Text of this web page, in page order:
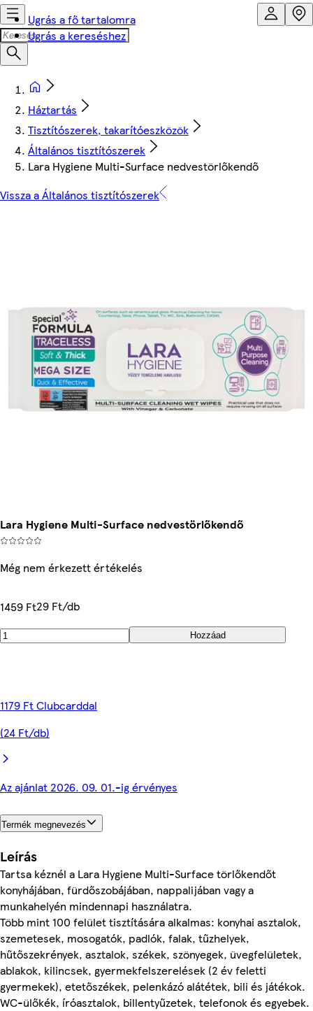
Ugrás a fő tartalomra
Ugrás a kereséshez
Háztartás
Tisztítószerek, takarítóeszközök
Általános tisztítószerek
Lara Hygiene Multi-Surface nedvestörlőkendő
Vissza a Általános tisztítószerek
Lara Hygiene Multi-Surface nedvestörlőkendő
Még nem érkezett értékelés
1459 Ft29 Ft/db
Hozzáad
1179 Ft Clubcarddal
(24 Ft/db)
Az ajánlat 2026. 09. 01.-ig érvényes
Termék megnevezés
Leírás
Tartsa kéznél a Lara Hygiene Multi-Surface törlőkendőt
konyhájában, fürdőszobájában, nappalijában vagy a
munkahelyén mindennapi használatra.
Több mint 100 felület tisztítására alkalmas: konyhai asztalok,
szemetesek, mosogatók, padlók, falak, tűzhelyek,
hűtőszekrények, asztalok, székek, szönyegek, üvegfelületek,
ablakok, kilincsek, gyermekfelszerelések (2 év feletti
gyermekek), etetőszékek, pelenkázó alátétek, bili és játékok.
WC-ülőkék, íróasztalok, billentyűzetek, telefonok és egyebek.